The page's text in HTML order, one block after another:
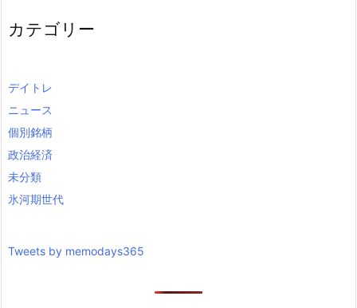
カテゴリー
デイトレ
ニュース
個別銘柄
政治経済
未分類
氷河期世代
Tweets by memodays365